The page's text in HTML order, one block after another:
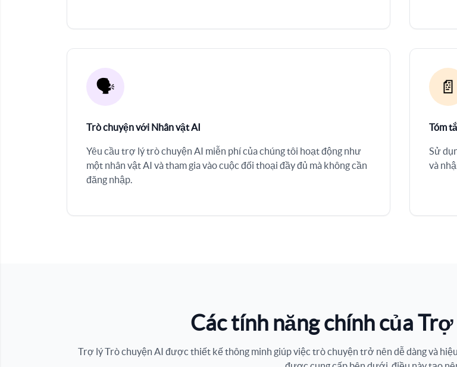
🗣️
Trò chuyện với Nhân vật AI
Yêu cầu trợ lý trò chuyện AI miễn phí của chúng tôi hoạt động như
một nhân vật AI và tham gia vào cuộc đối thoại đầy đủ mà không cần
đăng nhập.
📄
Tóm
Sử
và
Các tính năng chính của Trợ
Trợ lý Trò chuyện AI được thiết kế thông minh giúp việc trò chuyện trở nên dễ dàng và